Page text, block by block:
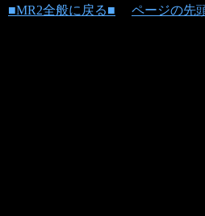
■MR2全般に戻る■ ページの先